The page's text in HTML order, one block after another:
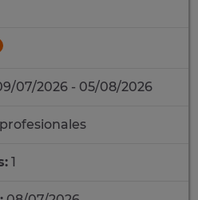
07/2026 - 05/08/2026
1